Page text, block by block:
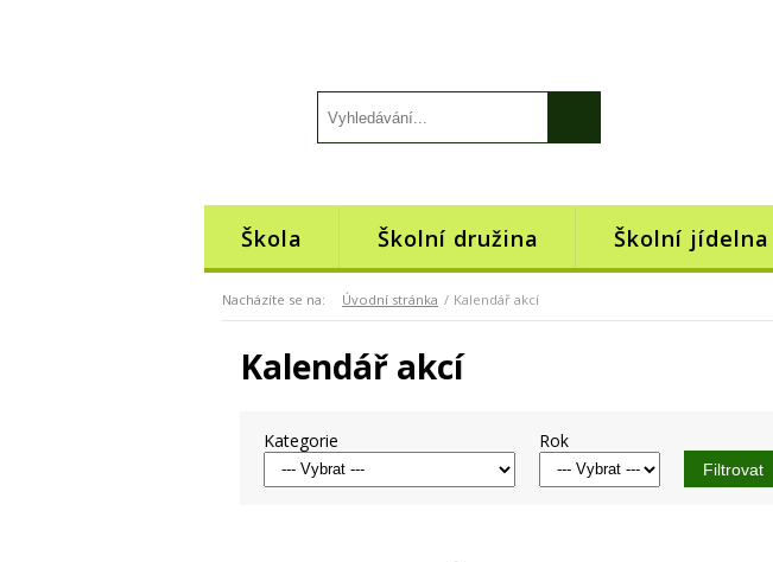
Škola Školní družina Školní jídelna
Nacházíte se na: Úvodní stránka Kalendář akcí
Kalendář akcí
Kategorie Rok